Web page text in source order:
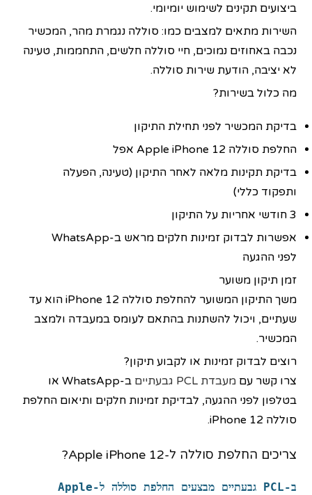
ביצועים תקינים לשימוש יומיומי.
השירות מתאים למצבים כמו: סוללה נגמרת מהר, המכשיר
נכבה באחוזים נמוכים, חיי סוללה חלשים, התחממות, טעינה
לא יציבה, הודעת שירות סוללה.
מה כלול בשירות?
בדיקת המכשיר לפני תחילת התיקון
החלפת סוללה Apple iPhone 12 אפל
בדיקת תקינות מלאה לאחר התיקון (טעינה, הפעלה
ותפקוד כללי)
3 חודשי אחריות על התיקון
אפשרות לבדוק זמינות חלקים מראש ב-WhatsApp
לפני ההגעה
זמן תיקון משוער
משך התיקון המשוער להחלפת סוללה iPhone 12 הוא עד
שעתיים, ויכול להשתנות בהתאם לעומס במעבדה ולמצב
המכשיר.
רוצים לבדוק זמינות או לקבוע תיקון?
צרו קשר עםמעבדת PCL גבעתיים
ב-WhatsApp או
בטלפון לפני ההגעה, לבדיקת זמינות חלקים ותיאום החלפת
סוללה iPhone 12.
צריכים החלפת סוללה ל-Apple iPhone 12?
ב-PCL גבעתיים מבצעים החלפת סוללה ל-Apple